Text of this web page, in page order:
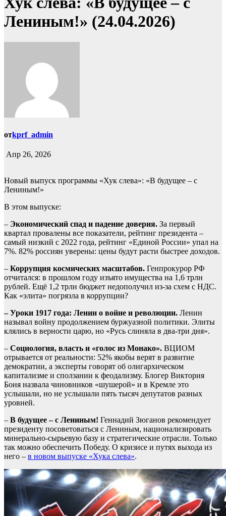
Лениным!» (24.04.2026)
отkprf_admin
Апр 26, 2026
Новый выпуск программы «Хук слева»: «В будущее – с
Лениным!»
В этом выпуске:
– Экономический спад и падение доверия. За первый
квартал провалены все показатели, рейтинг президента –
самый низкий с 2022 года, рейтинг «Единой России» упал на
7%. 82% россиян уверены: цены будут расти быстрее доходов.
– Коррупция космических масштабов. Генпрокурор РФ
отчитался: в прошлом году изъято имущества на 1,6 трлн
рублей. Ещё 1,2 трлн бюджет недополучил из-за схем с НДС.
Как «элита» погрязла в коррупции?
– Уроки 1917 года: Ленин о войне и революции. Ленин
называл войну продолжением буржуазной политики. Элиты
клялись в верности царю, но «Русь слиняла в два-три дня».
– Социология, власть и «голос из Монако». ВЦИОМ
отрывается от реальности: 52% якобы верят в развитие
демократии, а эксперты говорят об олигархическом
капитализме и сползании к феодализму. Блогер Виктория
Боня назвала чиновников «шушерой» и в Кремле это
услышали, но не услышали пять тысяч депутатов разных
уровней.
– В будущее – с Лениным! Геннадий Зюганов рекомендует
президенту посоветоваться с Лениным, национализировать
минерально-сырьевую базу и стратегические отрасли. Только
так можно обеспечить Победу. О кризисе и путях выхода из
него – в новом выпуске «Хука слева».